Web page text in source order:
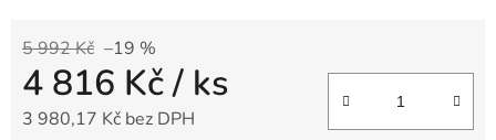
5 992 Kč –19 %
4 816 Kč/ ks
3 980,17 Kč bez DPH